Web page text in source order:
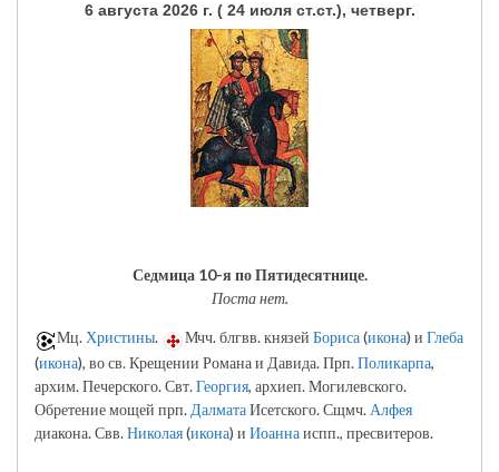
6 августа 2026 г. ( 24 июля ст.ст.), четверг.
Седмица 10-я по Пятидесятнице.
Поста нет.
Мц. Христины. Мчч. блгвв. князей Бориса(икона) и Глеба
(икона), во св. Крещении Романа и Давида. Прп.Поликарпа,
архим. Печерского. Свт.Георгия, архиеп. Могилевского.
Обретение мощей прп.ДалматаИсетского. Сщмч.Алфея
диакона. Свв.Николая(икона) и Иоаннаиспп., пресвитеров.